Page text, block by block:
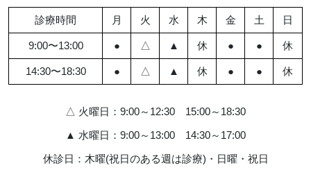
診療時間 月 火 水 木 金 土 日
9:00〜13:00 ● △ ▲ 休 ● ● 休
14:30〜18:30 ● △ ▲ 休 ● ● 休
△ 火曜日：9:00～12:30 15:00～18:30
▲ 水曜日：9:00～13:00 14:30～17:00
休診日：木曜(祝日のある週は診療)・日曜・祝日